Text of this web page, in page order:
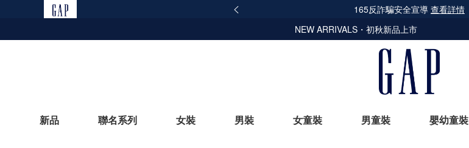
仿冒網站提醒｜Gap 官方網站聲明 165反詐騙安全宣導 查看詳情
NEW ARRIVALS・初秋新品上市
新品 聯名系列 女裝 男裝 女童裝 男童裝 嬰幼童裝